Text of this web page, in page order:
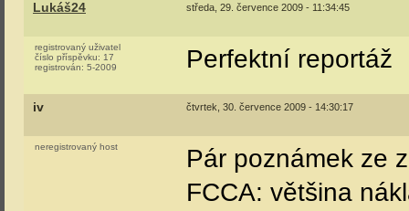
Lukáš24 středa, 29. července 2009 - 11:34:45
registrovaný uživatel
číslo příspěvku: 17
registrován: 5-2009 Perfektní reportáž
iv čtvrtek, 30. července 2009 - 14:30:17
neregistrovaný host
Pár poznámek ze
FCCA: většina